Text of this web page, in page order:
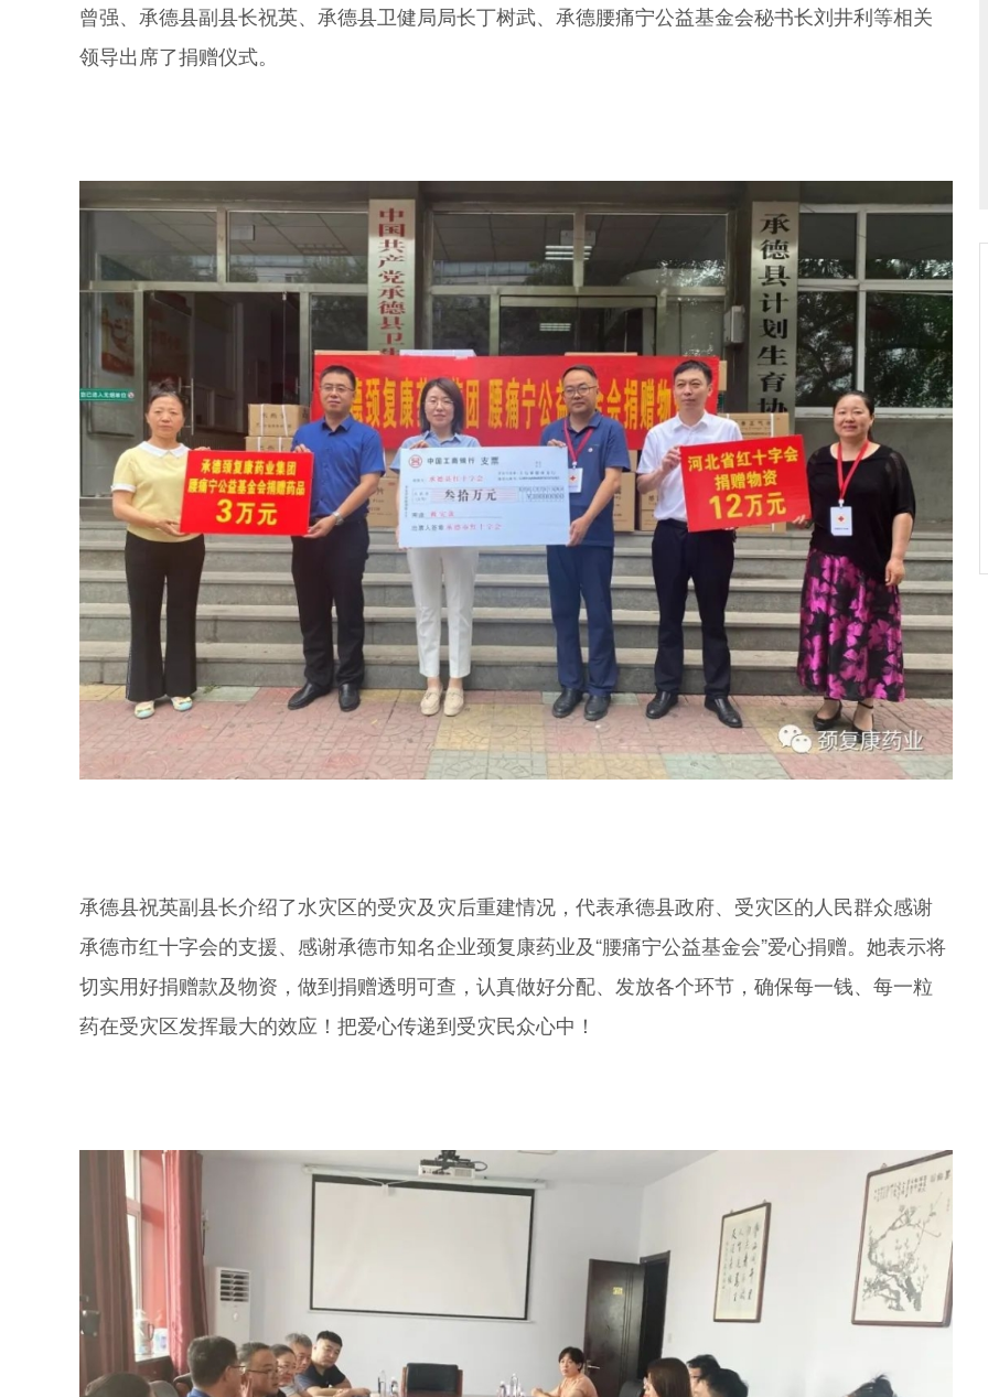
曾强、承德县副县长祝英、承德县卫健局局长丁树武、承德腰痛宁公益基金会秘书长刘井利等相关
领导出席了捐赠仪式。
承德县祝英副县长介绍了水灾区的受灾及灾后重建情况，代表承德县政府、受灾区的人民群众感谢
承德市红十字会的支援、感谢承德市知名企业颈复康药业及“腰痛宁公益基金会”爱心捐赠。她表示将
切实用好捐赠款及物资，做到捐赠透明可查，认真做好分配、发放各个环节，确保每一钱、每一粒
药在受灾区发挥最大的效应！把爱心传递到受灾民众心中！